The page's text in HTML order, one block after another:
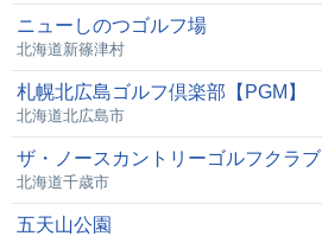
ニューしのつゴルフ場
北海道新篠津村
札幌北広島ゴルフ倶楽部【PGM】
北海道北広島市
ザ・ノースカントリーゴルフクラブ
北海道千歳市
五天山公園